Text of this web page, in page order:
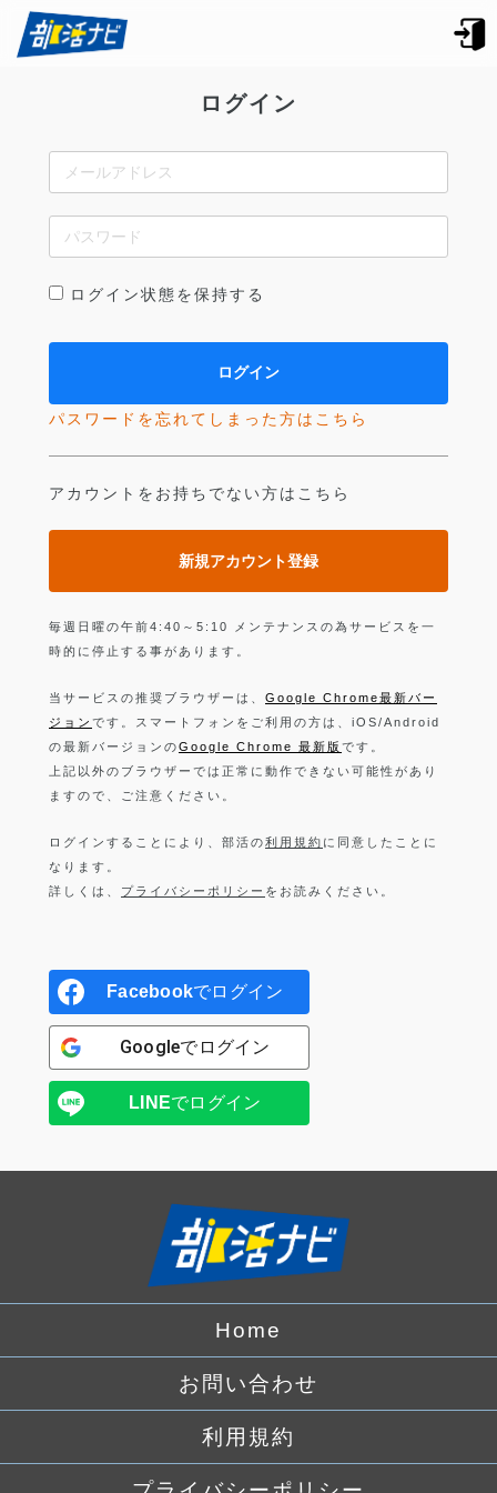
ログイン
ログイン状態を保持する
パスワードを忘れてしまった方はこちら
アカウントをお持ちでない方はこちら
新規アカウント登録
毎週日曜の午前4:40～5:10 メンテナンスの為サービスを一
時的に停止する事があります。
当サービスの推奨ブラウザーは、 Google Chrome最新バー
ジョン です。スマートフォンをご利用の方は、iOS/Android
の最新バージョンのGoogle Chrome 最新版 です。
上記以外のブラウザーでは正常に動作できない可能性があり
ますので、ご注意ください。
ログインすることにより、部活の利用規約 に同意したことに
なります。
詳しくは、 プライバシーポリシー をお読みください。
Facebookでログイン
Googleでログイン
LINEでログイン
Home
お問い合わせ
利用規約